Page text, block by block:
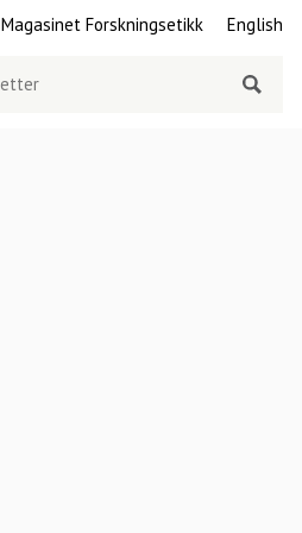
Magasinet Forskningsetikk English